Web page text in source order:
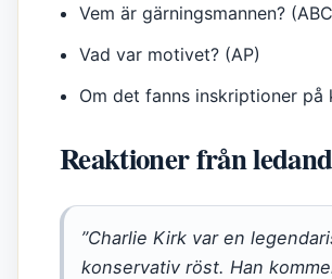
Vem är gärningsmannen?
Vad var motivet? (AP)
Om det fanns inskriptioner på
Reaktioner från
”Charlie Kirk var en
konservativ röst. Han